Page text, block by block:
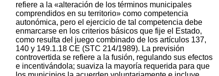
refiere a la «alteración de los términos municipales
comprendidos en su territorio» como competencia
autonómica, pero el ejercicio de tal competencia debe
enmarcarse en los criterios básicos que fije el Estado,
como resulta del juego combinado de los artículos 137,
140 y 149.1.18 CE (STC 214/1989). La previsión
controvertida se refiere a la fusión, regulando sus efectos
e incentivándola; suaviza la mayoría requerida para que